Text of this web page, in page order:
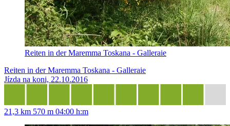
Reiten in der Maremma Toskana - Galleraie
Reiten in der Maremma Toskana - Galleraie
Jízda na koni, 22.10.2016
21,3 km 570 m 04:00 h:m